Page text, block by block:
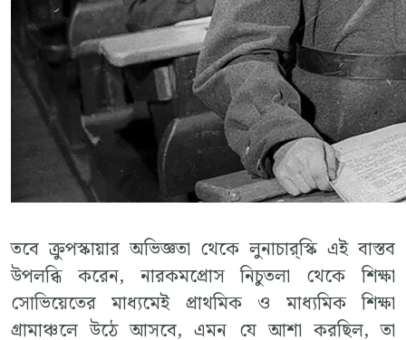
তবে ক্রুপস্কায়ার অভিজ্ঞতা থেকে লুনাচার্‌স্কি এই বাস্তব
উপলব্ধি করেন, নারকমপ্রোস নিচুতলা থেকে শিক্ষা
সোভিয়েতের মাধ্যমেই প্রাথমিক ও মাধ্যমিক শিক্ষা
গ্রামাঞ্চলে উঠে আসবে, এমন যে আশা করছিল, তা